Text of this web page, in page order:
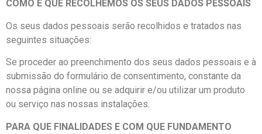
COMO É QUE RECOLHEMOS OS SEUS DADOS PESSOAIS
Os seus dados pessoais serão recolhidos e tratados nas
seguintes situações:
Se proceder ao preenchimento dos seus dados pessoais e à
submissão do formulário de consentimento, constante da
nossa página online ou se adquirir e/ou utilizar um produto
ou serviço nas nossas instalações.
PARA QUE FINALIDADES E COM QUE FUNDAMENTO